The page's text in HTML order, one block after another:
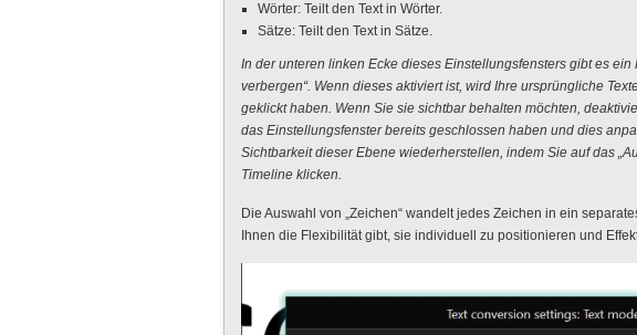
Wörter: Teilt den Text in Wörter.
Sätze: Teilt den Text in Sätze.
In der unteren linken Ecke dieses Einstellungsfensters gibt es ein
verbergen“. Wenn dieses aktiviert ist, wird Ihre ursprüngliche
geklickt haben. Wenn Sie sie sichtbar behalten möchten,
das Einstellungsfenster bereits geschlossen haben und dies
Sichtbarkeit dieser Ebene wiederherstellen, indem Sie auf das
Timeline klicken.
Die Auswahl von „Zeichen“ wandelt jedes Zeichen in ein
Ihnen die Flexibilität gibt, sie individuell zu positionieren und